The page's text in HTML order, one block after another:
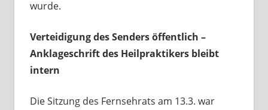
wurde.
Verteidigung des Senders öffentlich –
Anklageschrift des Heilpraktikers bleibt
intern
Die Sitzung des Fernsehrats am 13.3. war